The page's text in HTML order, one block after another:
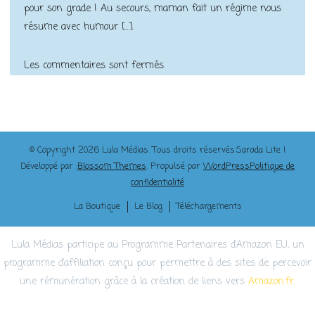
pour son grade ! Au secours, maman fait un régime nous
résume avec humour […]
Les commentaires sont fermés.
© Copyright 2026 Lula Médias. Tous droits réservés.Sarada Lite |
Développé par :Blossom Themes. Propulsé parWordPressPolitique de
confidentialité
La Boutique
Le Blog Téléchargements
Lula Médias participe au Programme Partenaires d’Amazon EU, un
programme d’affiliation conçu pour permettre à des sites de percevoir
une rémunération grâce à la création de liens vers Amazon.fr.